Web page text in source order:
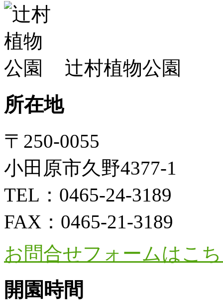
辻村植物公園
所在地
〒250-0055
小田原市久野4377-1
TEL： 0465-24-3189
FAX： 0465-21-3189
お問合せフォームはこ
開園時間